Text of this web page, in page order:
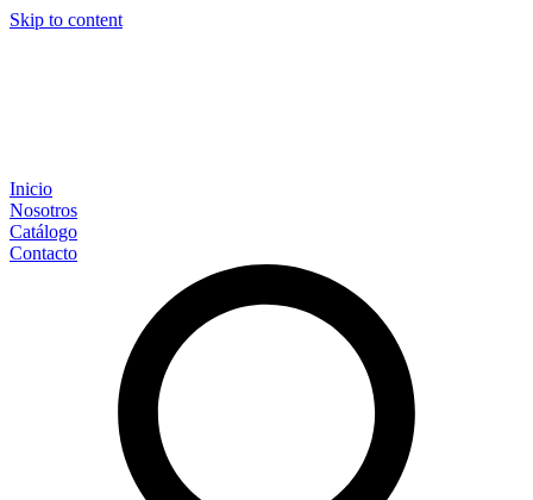
Skip to content
Inicio
Nosotros
Catálogo
Contacto